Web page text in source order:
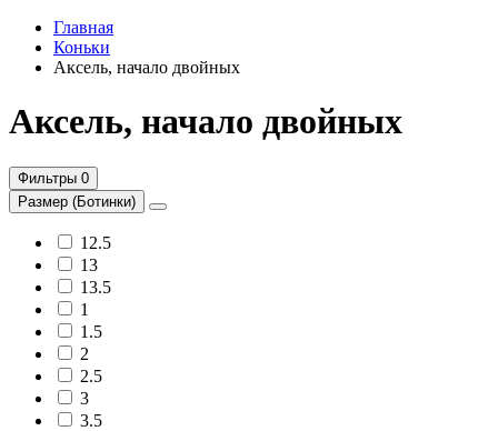
Главная
Коньки
Аксель, начало двойных
Аксель, начало двойных
Фильтры 0
Размер (Ботинки)
12.5
13
13.5
1
1.5
2
2.5
3
3.5